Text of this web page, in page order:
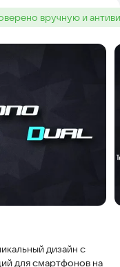
вручную и
дизайн с
для смартфонов на